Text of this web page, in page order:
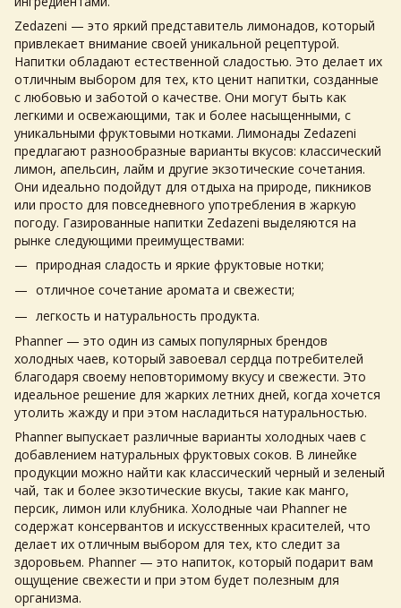
Zedazeni — это яркий представитель лимонадов, который
привлекает внимание своей уникальной рецептурой.
Напитки обладают естественной сладостью. Это делает их
отличным выбором для тех, кто ценит напитки, созданные
с любовью и заботой о качестве. Они могут быть как
легкими и освежающими, так и более насыщенными, с
уникальными фруктовыми нотками. Лимонады Zedazeni
предлагают разнообразные варианты вкусов: классический
лимон, апельсин, лайм и другие экзотические сочетания.
Они идеально подойдут для отдыха на природе, пикников
или просто для повседневного употребления в жаркую
погоду. Газированные напитки Zedazeni выделяются на
рынке следующими преимуществами:
природная сладость и яркие фруктовые нотки;
отличное сочетание аромата и свежести;
легкость и натуральность продукта.
Phanner — это один из самых популярных брендов
холодных чаев, который завоевал сердца потребителей
благодаря своему неповторимому вкусу и свежести. Это
идеальное решение для жарких летних дней, когда хочется
утолить жажду и при этом насладиться натуральностью.
Phanner выпускает различные варианты холодных чаев с
добавлением натуральных фруктовых соков. В линейке
продукции можно найти как классический черный и зеленый
чай, так и более экзотические вкусы, такие как манго,
персик, лимон или клубника. Холодные чаи Phanner не
содержат консервантов и искусственных красителей, что
делает их отличным выбором для тех, кто следит за
здоровьем. Phanner — это напиток, который подарит вам
ощущение свежести и при этом будет полезным для
организма.